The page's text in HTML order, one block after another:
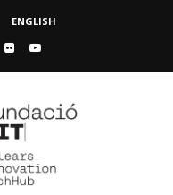
ENGLISH